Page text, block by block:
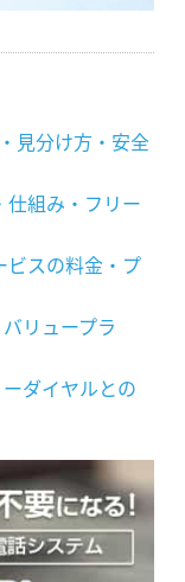
見分け方・安全
組み・フリー
ビスの料金・プ
リュープラ
ダイヤルとの